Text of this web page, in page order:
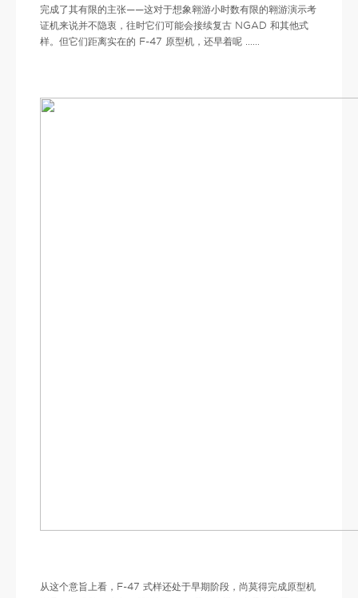
完成了其有限的主张——这对于想象翱游小时数有限的翱游演示考
证机来说并不隐衷，往时它们可能会接续复古 NGAD 和其他式
样。但它们距离实在的 F-47 原型机，还早着呢 ……
从这个意旨上看，F-47 式样还处于早期阶段，尚莫得完成原型机